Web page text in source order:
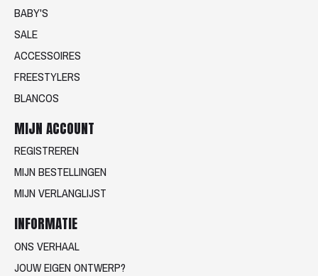
BABY'S
SALE
ACCESSOIRES
FREESTYLERS
BLANCOS
MIJN ACCOUNT
REGISTREREN
MIJN BESTELLINGEN
MIJN VERLANGLIJST
INFORMATIE
ONS VERHAAL
JOUW EIGEN ONTWERP?